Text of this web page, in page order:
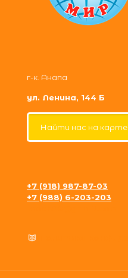
г-к. Анапа
ул. Ленина, 144 Б
Найти нас на карте
+7 (918) 987-87-03
+7 (988) 6-203-203